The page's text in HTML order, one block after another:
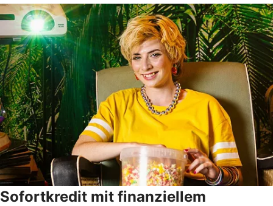
Sofortkredit mit finanziellem